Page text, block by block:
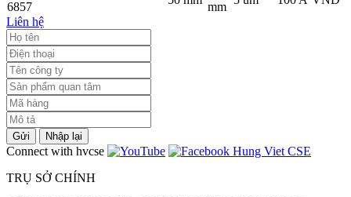
6857
mm
Liên hệ
Gửi Nhập lại
Connect with hvcse
TRỤ SỞ CHÍNH